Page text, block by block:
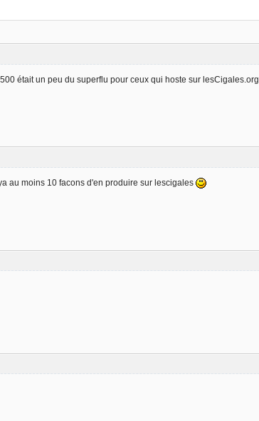
était un peu du superflu pour ceux qui hoste sur lesCigales.org
au moins 10 facons d'en produire sur lescigales